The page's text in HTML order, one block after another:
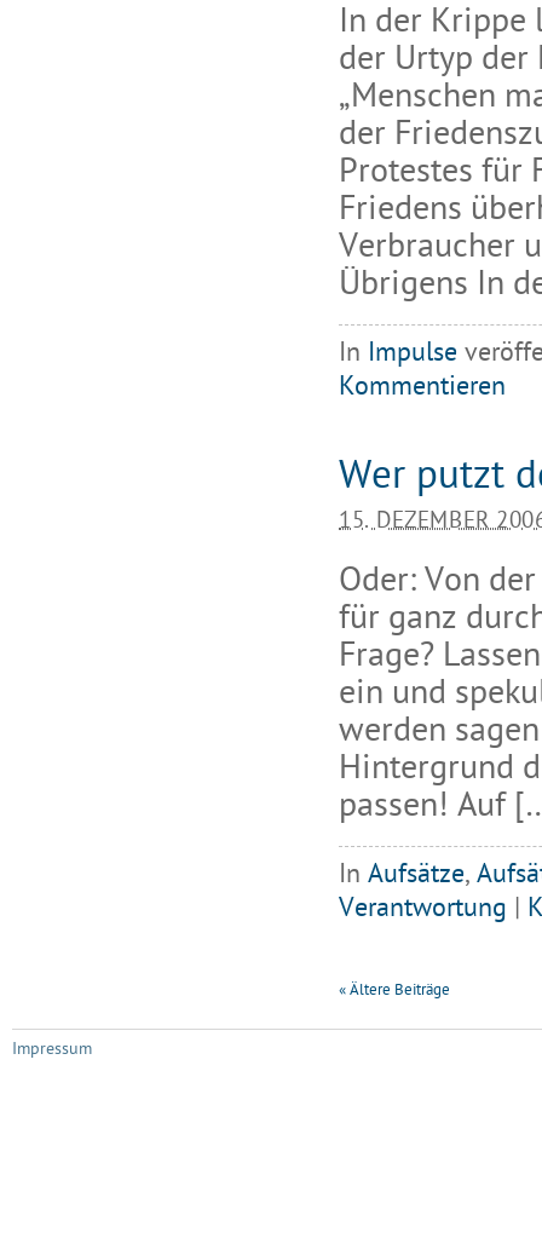
In der Krippe
der Urtyp der
„Menschen
der
Protestes für
Friedens
Verbraucher
Übrigens In
In Impulse
Kommentieren
Wer putzt
15. DEZEMBER
Oder: Von
für ganz
Frage?
ein und
werden
Hintergrund
passen! Auf
In Aufsätze,
Verantwortung |
«Ältere Beiträge
Impressum